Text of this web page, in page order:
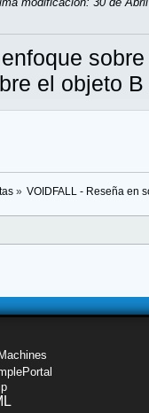
el objeto B
» VOIDFALL - Reseña en